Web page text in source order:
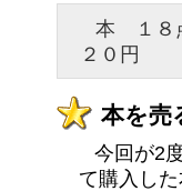
本 １
２０円
本を売
今回が2
て購入し